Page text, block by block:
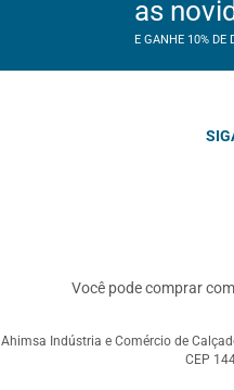
as
E GANHE 10%
Você pode comprar com
Ahimsa Indústria e Comércio de
CEP